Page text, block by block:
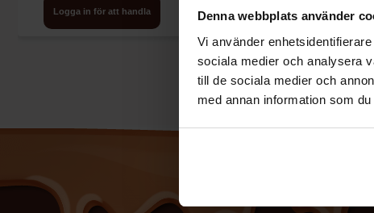
Denna webbplats använder
Vi använder
sociala medier och analysera
till de sociala medier och
med annan information som
Logga in för att handla Logga in för att handla